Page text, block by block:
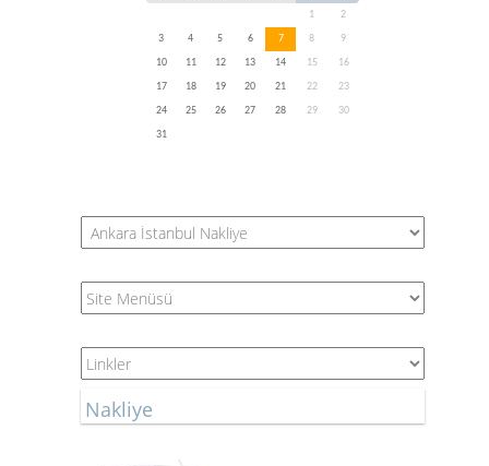
1
2
3
4 5 6 7 8
9
10
11 12 13 14 15
16
17
18 19 20 21 22
23
24
25 26 27 28 29
30
31
Nakliye